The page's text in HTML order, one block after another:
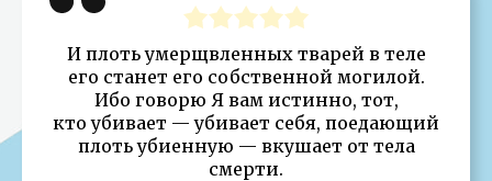
И плоть умерщвленных тварей в теле
его станет его собственной могилой.
Ибо говорю Я вам истинно, тот,
кто убивает — убивает себя, поедающий
плоть убиенную — вкушает от тела
смерти.